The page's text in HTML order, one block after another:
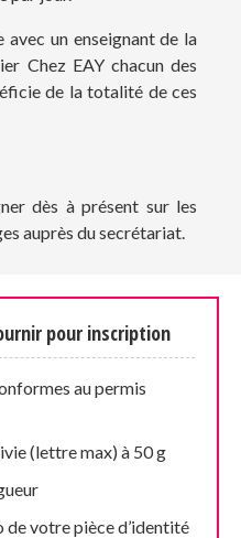
un enseignant de la
Chez EAY chacun des
de la totalité de ces
dès à présent sur les
auprès du secrétariat.
pour inscription
au permis
(lettre max) à 50 g
votre pièce d’identité